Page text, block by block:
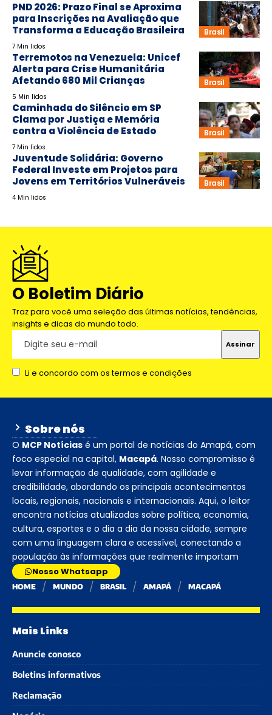
Brasil
PND 2026: Prazo Final se Aproxima
para Inscrições na Avaliação que
Transforma a Educação Brasileira
7 Min lidos
Brasil
Terremotos na Venezuela: Unicef
Alerta para Crise Humanitária
Afetando 680 Mil Crianças
5 Min lidos
Brasil
Caminhada do Silêncio em SP
Clama por Justiça e Memória
contra a Violência de Estado
7 Min lidos
Brasil
Juventude Solidária: Governo
Federal Investe em Projetos para
Jovens em Territórios Vulneráveis
4 Min lidos
O Boletim Diário
Traz para você uma seleção das últimas notícias, tendências,
insights e dicas do mundo todo.
Li e concordo com os termos e condições
Sobre nós
O MCP Notícias é um portal de notícias do Amapá, com
foco especial na capital, Macapá. Nosso compromisso é
levar informação de qualidade, com agilidade e
credibilidade, abordando os principais acontecimentos
locais, regionais, nacionais e internacionais. Aqui, o leitor
encontra notícias atualizadas sobre política, economia,
cultura, esportes e o dia a dia da nossa cidade, sempre
com uma linguagem clara e acessível, conectando a
população às informações que realmente importam
Nosso Whatsapp
HOME MUNDO BRASIL AMAPÁ MACAPÁ
Mais Links
Anuncie conosco
Boletins informativos
Reclamação